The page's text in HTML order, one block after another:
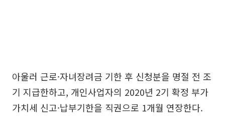
아울러 근로·자녀장려금 기한 후 신청분을 명절 전 조
기 지급한하고, 개인사업자의 2020년 2기 확정 부가
가치세 신고·납부기한을 직권으로 1개월 연장한다.